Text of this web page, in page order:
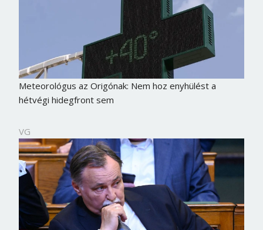
Meteorológus az Origónak: Nem hoz enyhülést a
hétvégi hidegfront sem
VG